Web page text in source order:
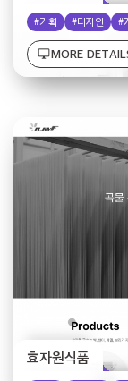
#기획 #디자인 #
desktop_windowsMORE
효자원식품